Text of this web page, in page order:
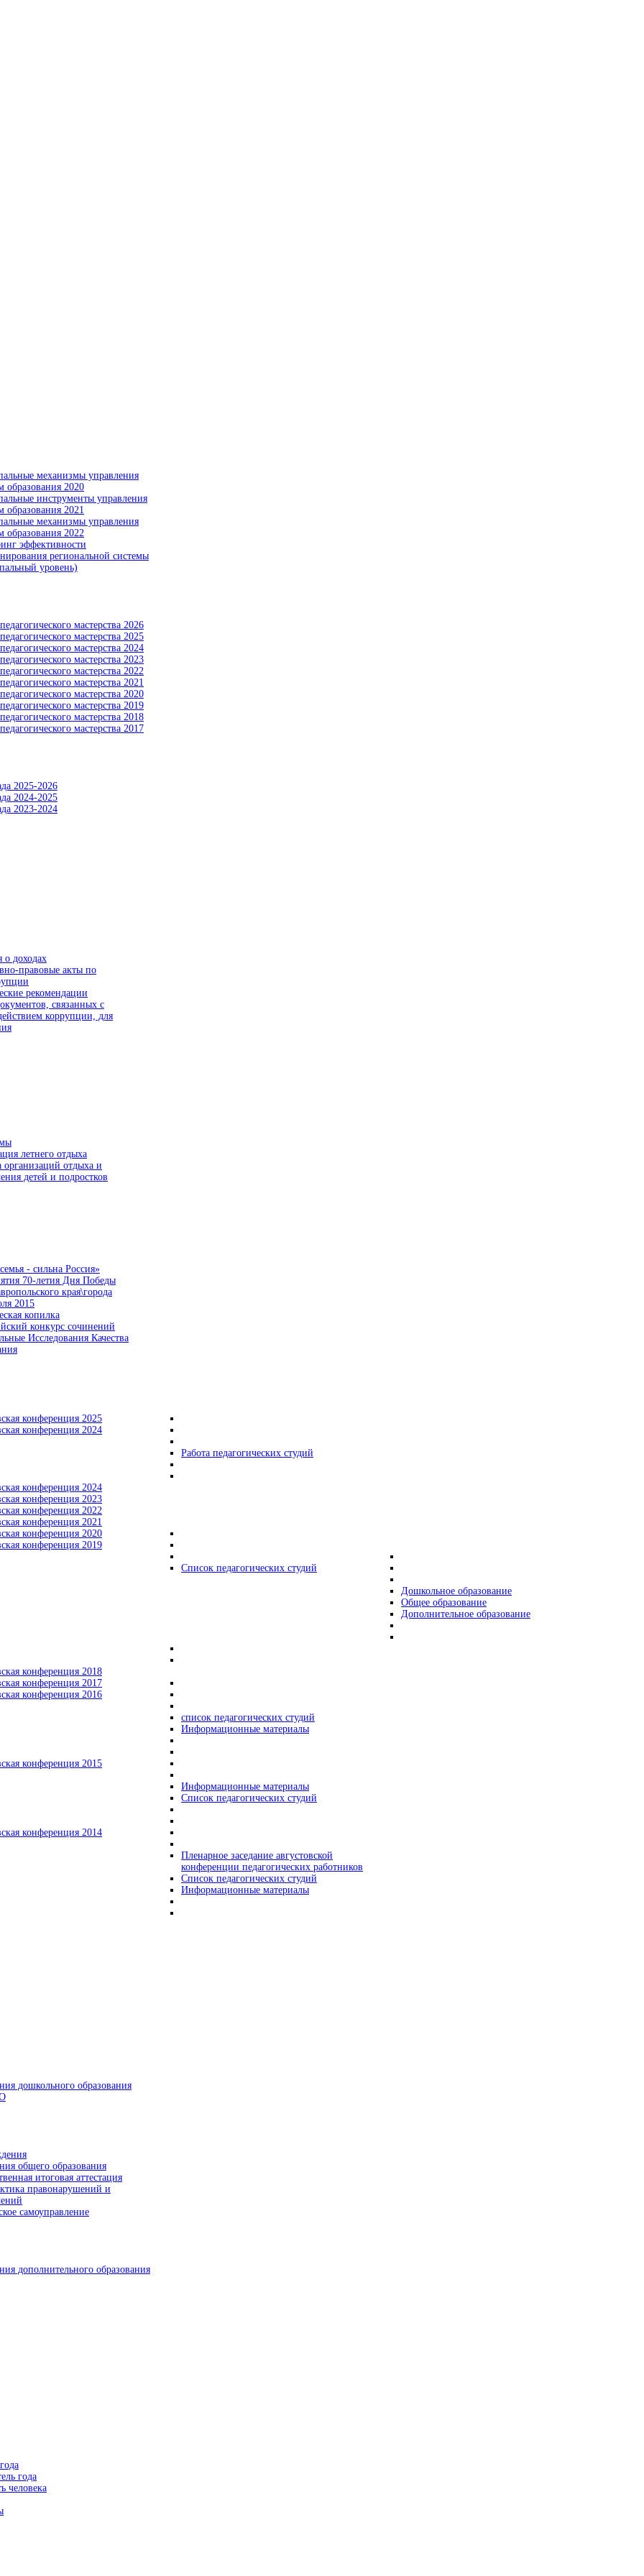
механизмы управления
образования 2020
инструменты управления
образования 2021
механизмы управления
образования 2022
эффективности
региональной системы
уровень)
мастерства 2026
мастерства 2025
мастерства 2024
мастерства 2023
мастерства 2022
мастерства 2021
мастерства 2020
мастерства 2019
мастерства 2018
мастерства 2017
2025-2026
2024-2025
2023-2024
о доходах
правовые акты по
рекомендации
связанных с
коррупции, для
летнего отдыха
организаций отдыха и
детей и подростков
- сильна Россия»
70-летия Дня Победы
края\города
2015
копилка
конкурс сочинений
Исследования Качества
конференция 2025
конференция 2024
Работа педагогических студий
конференция 2024
конференция 2023
конференция 2022
конференция 2021
конференция 2020
конференция 2019
Список педагогических студий
Дошкольное образование
Общее образование
Дополнительное образование
конференция 2018
конференция 2017
конференция 2016
список педагогических студий
Информационные материалы
конференция 2015
Информационные материалы
Список педагогических студий
конференция 2014
Пленарное заседание августовской
конференции педагогических работников
Список педагогических студий
Информационные материалы
дошкольного образования
общего образования
итоговая аттестация
правонарушений и
самоуправление
дополнительного образования
года
человека